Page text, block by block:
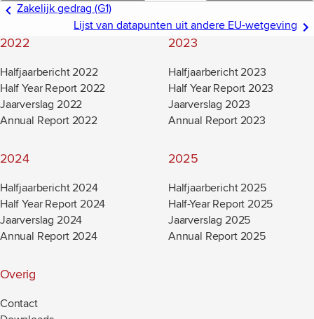
Zakelijk gedrag (G1)
Lijst van datapunten uit andere EU-wetgeving
2022
Halfjaarbericht 2022
Half Year Report 2022
Jaarverslag 2022
Annual Report 2022
2023
Halfjaarbericht 2023
Half Year Report 2023
Jaarverslag 2023
Annual Report 2023
2024
Halfjaarbericht 2024
Half Year Report 2024
Jaarverslag 2024
Annual Report 2024
2025
Halfjaarbericht 2025
Half-Year Report 2025
Jaarverslag 2025
Annual Report 2025
Overig
Contact